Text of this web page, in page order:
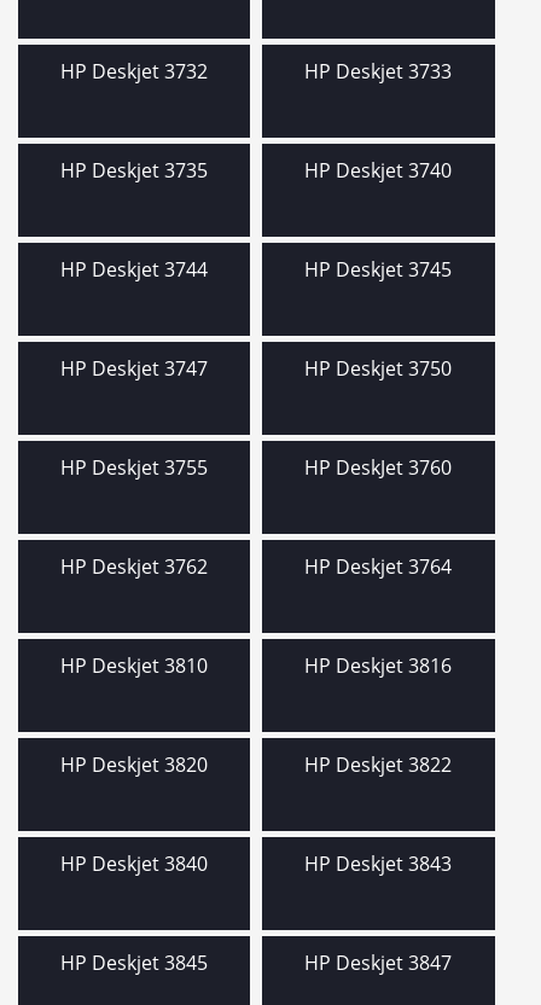
HP Deskjet 3732 HP Deskjet 3733
HP Deskjet 3735 HP Deskjet 3740
HP Deskjet 3744 HP Deskjet 3745
HP Deskjet 3747 HP Deskjet 3750
HP Deskjet 3755 HP DeskJet 3760
HP Deskjet 3762 HP Deskjet 3764
HP Deskjet 3810 HP Deskjet 3816
HP Deskjet 3820 HP Deskjet 3822
HP Deskjet 3840 HP Deskjet 3843
HP Deskjet 3845 HP Deskjet 3847